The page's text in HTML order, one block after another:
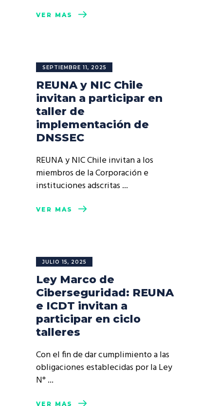
VER MÁS
SEPTIEMBRE 11, 2025
REUNA y NIC Chile
invitan a participar en
taller de
implementación de
DNSSEC
REUNA y NIC Chile invitan a los
miembros de la Corporación e
instituciones adscritas
VER MÁS
JULIO 15, 2025
Ley Marco de
Ciberseguridad: REUNA
e ICDT invitan a
participar en ciclo
talleres
Con el fin de dar cumplimiento a las
obligaciones establecidas por la Ley
N°
VER MÁS